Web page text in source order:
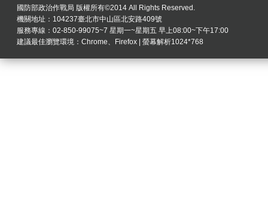
國防部政治作戰局 版權所有©2014 All Rights Reserved.
機關地址：104237臺北市中山區北安路409號
服務專線：02-850-99075~7 星期一~星期五 早上08:00~下午17:00
建議最佳瀏覽環境：Chrome、Firefox | 螢幕解析1024*768